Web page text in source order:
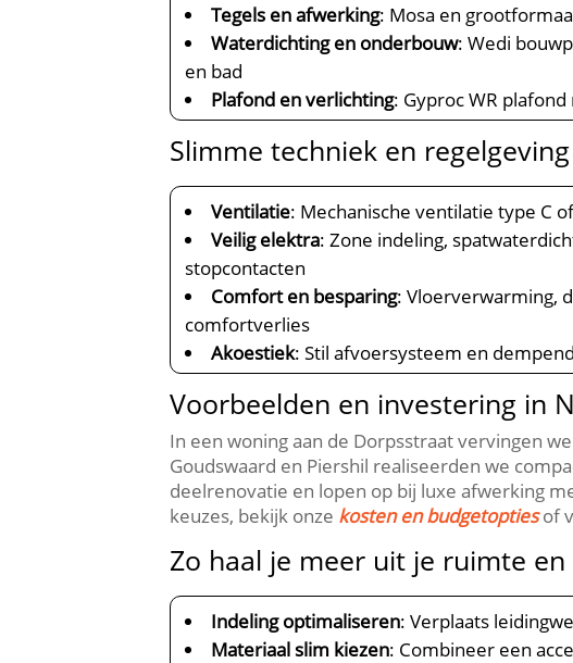
Tegels en afwerking: Mosa en
Waterdichting en onderbouw: Wedi
en bad
Plafond en verlichting: Gyproc WR
Slimme techniek en
Ventilatie: Mechanische ventilatie type C
Veilig elektra: Zone indeling,
stopcontacten
Comfort en besparing: Vloerverwarming,
comfortverlies
Akoestiek: Stil afvoersysteem en
Voorbeelden en investering in
In een woning aan de Dorpsstraat vervingen
Goudswaard en Piershil realiseerden we
deelrenovatie en lopen op bij luxe afwerking
keuzes, bekijk onze kosten en budgetoptiesof
Zo haal je meer uit je ruimte
Indeling optimaliseren: Verplaats
Materiaal slim kiezen: Combineer een